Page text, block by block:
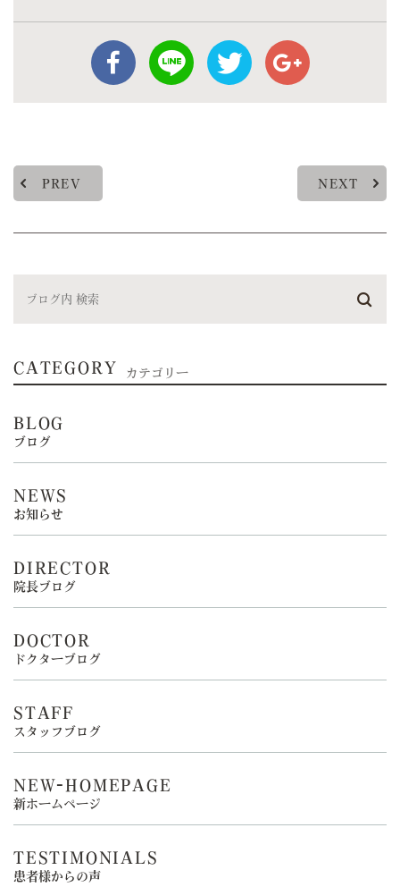
PREV NEXT
CATEGORY カテゴリー
BLOG
ブログ
NEWS
お知らせ
DIRECTOR
院長ブログ
DOCTOR
ドクターブログ
STAFF
スタッフブログ
NEW-HOMEPAGE
新ホームページ
TESTIMONIALS
患者様からの声